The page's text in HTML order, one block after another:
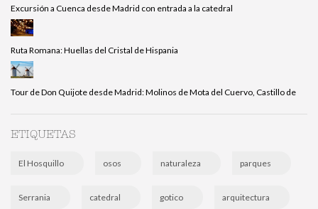
Excursión a Cuenca desde Madrid con entrada a la catedral
Ruta Romana: Huellas del Cristal de Hispania
Tour de Don Quijote desde Madrid: Molinos de Mota del Cuervo, Castillo de
ETIQUETAS
El Hosquillo osos naturaleza parques
Serrania catedral gotico arquitectura